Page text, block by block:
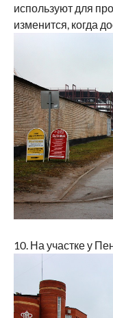
используют для
изменится, когда
10. На участке у